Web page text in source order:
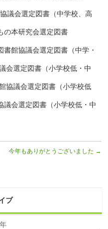
議会選定図書（中学校、高
の本研究会選定図書
館協議会選定図書（中学・
会選定図書（小学校低・中
協議会選定図書（小学校低
議会選定図書（小学校低・中
今年もありがとうございました →
ブ